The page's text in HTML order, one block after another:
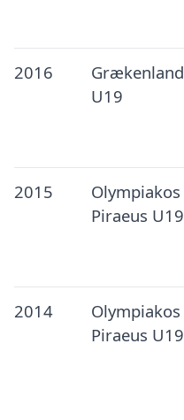
2016
Grækenland
U19
2015
Olympiakos
Piraeus U19
2014
Olympiakos
Piraeus U19